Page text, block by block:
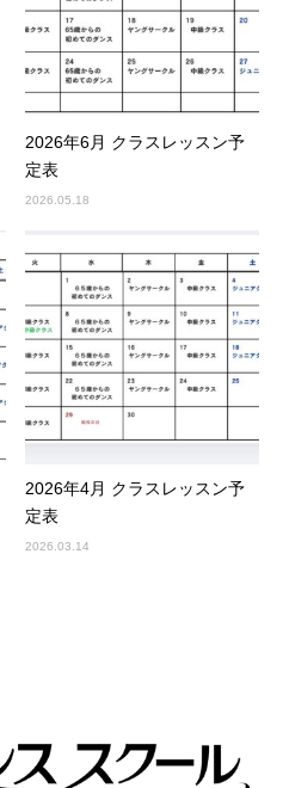
2026年6月 クラスレッスン予
定表
2026.05.18
2026年4月 クラスレッスン予
定表
2026.03.14